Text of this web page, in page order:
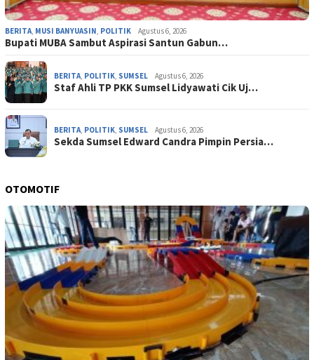
BERITA, MUSI BANYUASIN, POLITIK Agustus 6, 2026
Bupati MUBA Sambut Aspirasi Santun Gabun…
BERITA, POLITIK, SUMSEL Agustus 6, 2026
Staf Ahli TP PKK Sumsel Lidyawati Cik Uj…
BERITA, POLITIK, SUMSEL Agustus 6, 2026
Sekda Sumsel Edward Candra Pimpin Persia…
OTOMOTIF